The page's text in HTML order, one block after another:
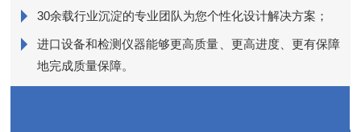
30余载行业沉淀的专业团队为您个性化设计解决方案；
进口设备和检测仪器能够更高质量、更高进度、更有保障
地完成质量保障。